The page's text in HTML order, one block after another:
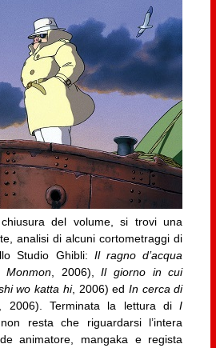
del volume, si trovi una
analisi di alcuni cortometraggi di
Studio Ghibli: Il ragno d’acqua
Monmon , 2006),Il giorno in cui
wo katta hi, 2006) ed In cerca di
2006). Terminata la lettura diI
resta che riguardarsi l’intera
animatore, mangaka e regista